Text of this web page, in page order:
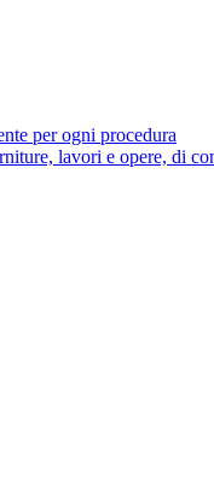
per ogni procedura
lavori e opere, di